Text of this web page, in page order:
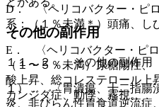
D． 〈ヘリコバクター・ピ
系：（１％未満＊）頭痛、し
E． 〈ヘリコバクター・ピロ
（１〜５％未満）尿糖陽性、
酸上昇、総コレステロール上
カンジダ症、動悸、霧視。
その他の副作用
１１．２． その他の副作用
１）． 〈胃潰瘍、十二指腸
炎、非びらん性胃食道逆流症